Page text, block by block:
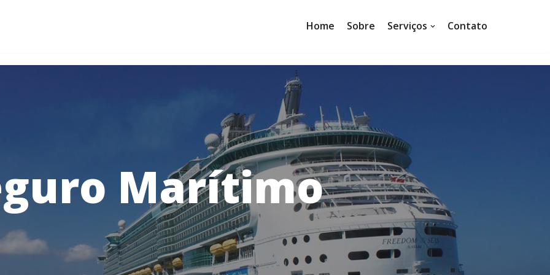
Home Sobre Serviços Contato
Marítimo